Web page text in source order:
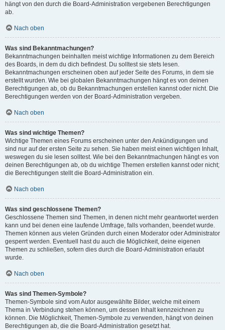
hängt von den durch die Board-Administration vergebenen Berechtigungen
ab.
Nach oben
Was sind Bekanntmachungen?
Bekanntmachungen beinhalten meist wichtige Informationen zu dem Bereich
des Boards, in dem du dich befindest. Du solltest sie stets lesen.
Bekanntmachungen erscheinen oben auf jeder Seite des Forums, in dem sie
erstellt wurden. Wie bei globalen Bekanntmachungen hängt es von deinen
Berechtigungen ab, ob du Bekanntmachungen erstellen kannst oder nicht. Die
Berechtigungen werden von der Board-Administration vergeben.
Nach oben
Was sind wichtige Themen?
Wichtige Themen eines Forums erscheinen unter den Ankündigungen und
sind nur auf der ersten Seite zu sehen. Sie haben meist einen wichtigen Inhalt,
weswegen du sie lesen solltest. Wie bei den Bekanntmachungen hängt es von
deinen Berechtigungen ab, ob du wichtige Themen erstellen kannst oder nicht;
die Berechtigungen stellt die Board-Administration ein.
Nach oben
Was sind geschlossene Themen?
Geschlossene Themen sind Themen, in denen nicht mehr geantwortet werden
kann und bei denen eine laufende Umfrage, falls vorhanden, beendet wurde.
Themen können aus vielen Gründen durch einen Moderator oder Administrator
gesperrt werden. Eventuell hast du auch die Möglichkeit, deine eigenen
Themen zu schließen, sofern dies durch die Board-Administration erlaubt
wurde.
Nach oben
Was sind Themen-Symbole?
Themen-Symbole sind vom Autor ausgewählte Bilder, welche mit einem
Thema in Verbindung stehen können, um dessen Inhalt kennzeichnen zu
können. Die Möglichkeit, Themen-Symbole zu verwenden, hängt von deinen
Berechtigungen ab, die die Board-Administration gesetzt hat.